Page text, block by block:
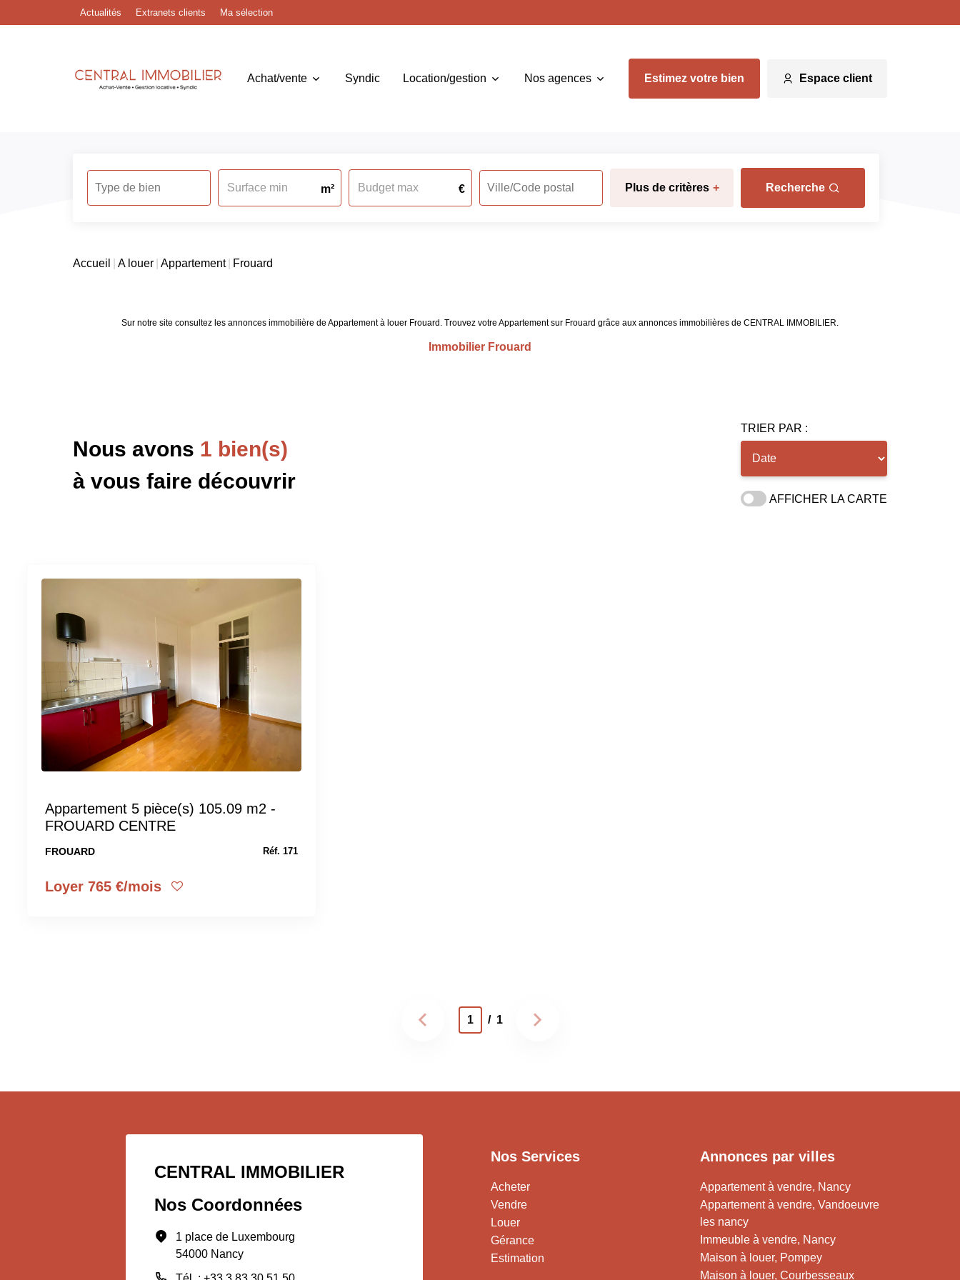
Actualités Extranets clients Ma sélection
Achat/vente Syndic Location/gestion Nos agences Estimez votre bien Espace client
m² € Plus de critères + Recherche
Accueil A louer Appartement Frouard
Sur notre site consultez les annonces immobilière de Appartement à louer Frouard. Trouvez votre Appartement sur Frouard grâce aux annonces immobilières de CENTRAL IMMOBILIER.
Immobilier Frouard
Nous avons 1 bien(s)
à vous faire découvrir
TRIER PAR :
AFFICHER LA CARTE
Appartement 5 pièce(s) 105.09 m2 -
FROUARD CENTRE
FROUARD Réf. 171
Loyer 765 €/mois
1 / 1
CENTRAL IMMOBILIER
Nos Coordonnées
1 place de Luxembourg
54000 Nancy
Nos Services
Acheter
Vendre
Louer
Gérance
Estimation
Annonces par villes
Appartement à vendre, Nancy
Appartement à vendre, Vandoeuvre
les nancy
Immeuble à vendre, Nancy
Maison à louer, Pompey
Maison à louer, Courbesseaux